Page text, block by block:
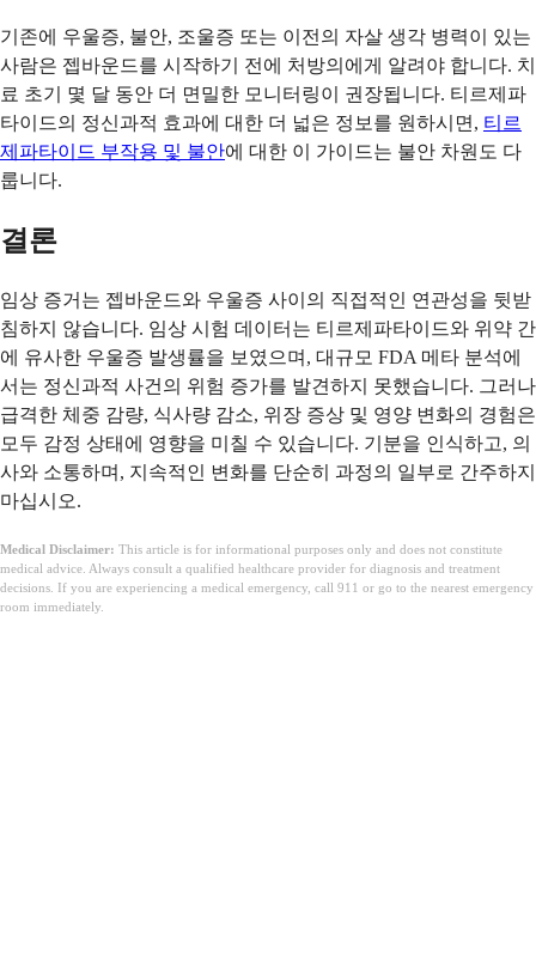
기존에 우울증, 불안, 조울증 또는 이전의 자살 생각 병력이 있는
사람은 젭바운드를 시작하기 전에 처방의에게 알려야 합니다. 치
료 초기 몇 달 동안 더 면밀한 모니터링이 권장됩니다. 티르제파
타이드의 정신과적 효과에 대한 더 넓은 정보를 원하시면, 티르
제파타이드 부작용 및 불안에 대한 이 가이드는 불안 차원도 다
룹니다.
결론
임상 증거는 젭바운드와 우울증 사이의 직접적인 연관성을 뒷받
침하지 않습니다. 임상 시험 데이터는 티르제파타이드와 위약 간
에 유사한 우울증 발생률을 보였으며, 대규모 FDA 메타 분석에
서는 정신과적 사건의 위험 증가를 발견하지 못했습니다. 그러나
급격한 체중 감량, 식사량 감소, 위장 증상 및 영양 변화의 경험은
모두 감정 상태에 영향을 미칠 수 있습니다. 기분을 인식하고, 의
사와 소통하며, 지속적인 변화를 단순히 과정의 일부로 간주하지
마십시오.
Medical Disclaimer: This article is for informational purposes only and does not constitute
medical advice. Always consult a qualified healthcare provider for diagnosis and treatment
decisions. If you are experiencing a medical emergency, call 911 or go to the nearest emergency
room immediately.